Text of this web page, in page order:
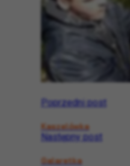
Poprzedni post
Kaszelówka
Następny post
Galaretka